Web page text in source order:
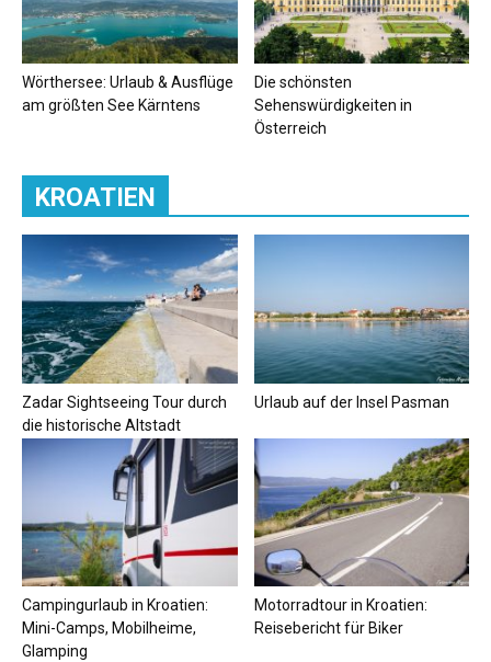
Wörthersee: Urlaub & Ausflüge
am größten See Kärntens
Die schönsten
Sehenswürdigkeiten in
Österreich
KROATIEN
Zadar Sightseeing Tour durch
die historische Altstadt
Urlaub auf der Insel Pasman
Campingurlaub in Kroatien:
Mini-Camps, Mobilheime,
Glamping
Motorradtour in Kroatien:
Reisebericht für Biker